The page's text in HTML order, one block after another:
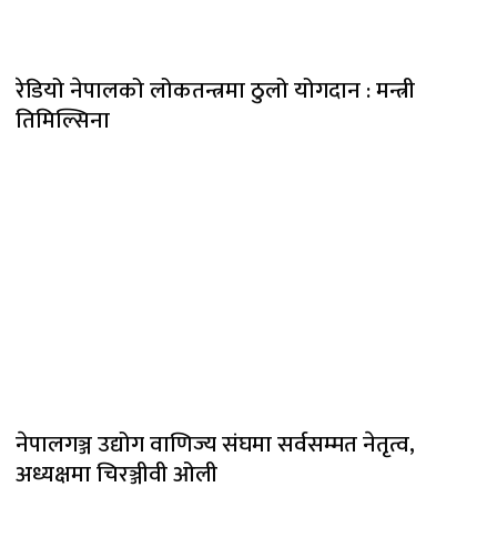
रेडियो नेपालको लोकतन्त्रमा ठुलो योगदान : मन्त्री
तिमिल्सिना
नेपालगञ्ज उद्योग वाणिज्य संघमा सर्वसम्मत नेतृत्व,
अध्यक्षमा चिरञ्जीवी ओली